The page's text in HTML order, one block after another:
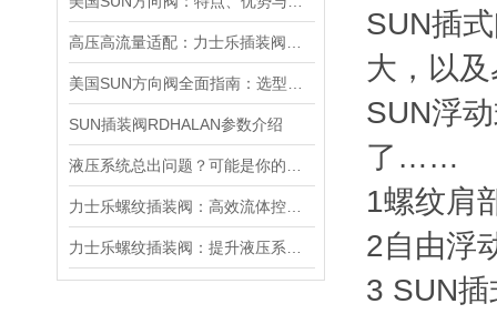
SUN插装阀RDHALAN参数介绍
SUN插
大，以
SUN浮
了……
1螺纹肩
2自由浮
3 SUN